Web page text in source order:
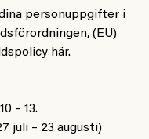
personuppgifter i
(EU)
här.
– 13.
juli – 23 augusti)